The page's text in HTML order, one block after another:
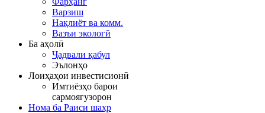
Варзиш
Нақлиёт ва комм.
Вазъи экологӣ
Ба аҳолӣ
Ҷадвали қабул
Эълонҳо
Лоиҳаҳои инвестисионӣ
Имтиёзҳо барои
сармоягузорон
Нома ба Раиси шаҳр